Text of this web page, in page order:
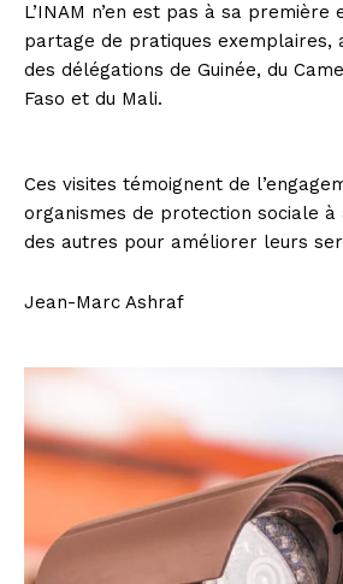
L’INAM n’en est pas à sa première
partage de pratiques exemplaires,
des délégations de Guinée, du
Faso et du Mali.
Ces visites témoignent de
organismes de protection sociale
des autres pour améliorer leurs
Jean-Marc Ashraf